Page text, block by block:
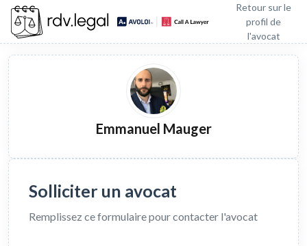
Retour sur le
profil de
l'avocat
Solliciter un avocat
Remplissez ce formulaire pour contacter l'avocat
Emmanuel Mauger